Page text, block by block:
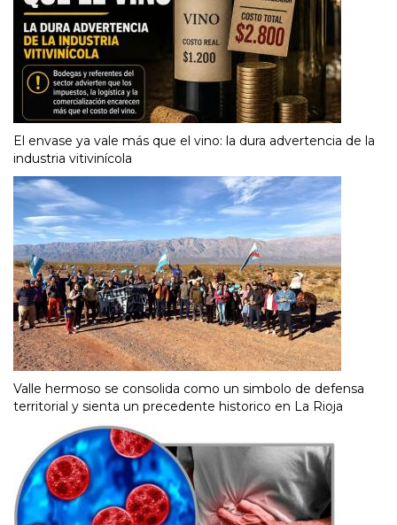
El envase ya vale más que el vino: la dura advertencia de la
industria vitivinícola
Valle hermoso se consolida como un simbolo de defensa
territorial y sienta un precedente historico en La Rioja